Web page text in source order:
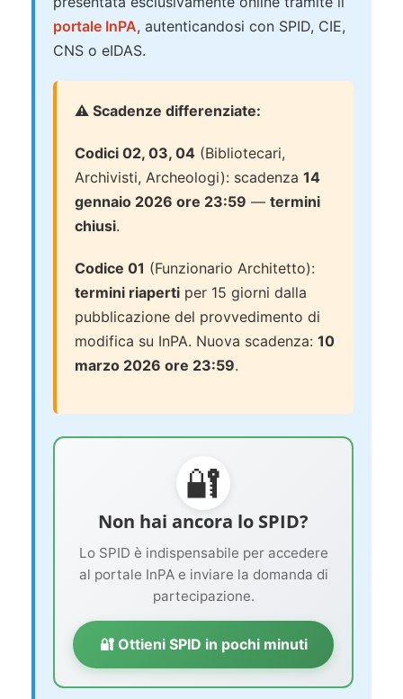
portale InPA, autenticandosi con SPID, CIE,
CNS o eIDAS.
⚠️ Scadenze differenziate:
Codici 02, 03, 04 (Bibliotecari,
Archivisti, Archeologi): scadenza 14
gennaio 2026 ore 23:59 — termini
chiusi.
Codice 01 (Funzionario Architetto):
termini riaperti per 15 giorni dalla
pubblicazione del provvedimento di
modifica su InPA. Nuova scadenza: 10
marzo 2026 ore 23:59.
🔐
Non hai ancora lo SPID?
Lo SPID è indispensabile per accedere
al portale InPA e inviare la domanda di
partecipazione.
🔐 Ottieni SPID in pochi minuti